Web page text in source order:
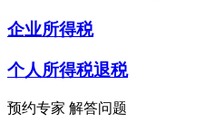
企业所得税
个人所得税退税
预约专家 解答问题